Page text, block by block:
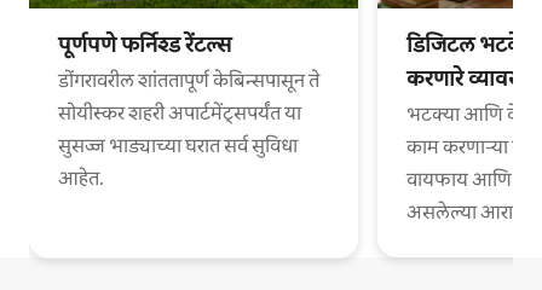
पूर्णपणे फर्निश्ड रेंटल्स
डोंगरावरील शांततापूर्ण केबिन्सपासून ते
सोयीस्कर शहरी अपार्टमेंट्सपर्यंत या
सुसज्ज भाड्याच्या घरात सर्व सुविधा
आहेत.
डिजिटल भटके
करणारे
भटक्या आणि
काम करणाऱ्या
वायफाय आणि
असलेल्या